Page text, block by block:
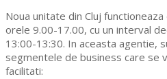
Noua unitate din Cluj
orele 9.00-17.00, cu un interval
13:00-13:30. In aceasta agentie,
segmentele de business care se
facilitati: